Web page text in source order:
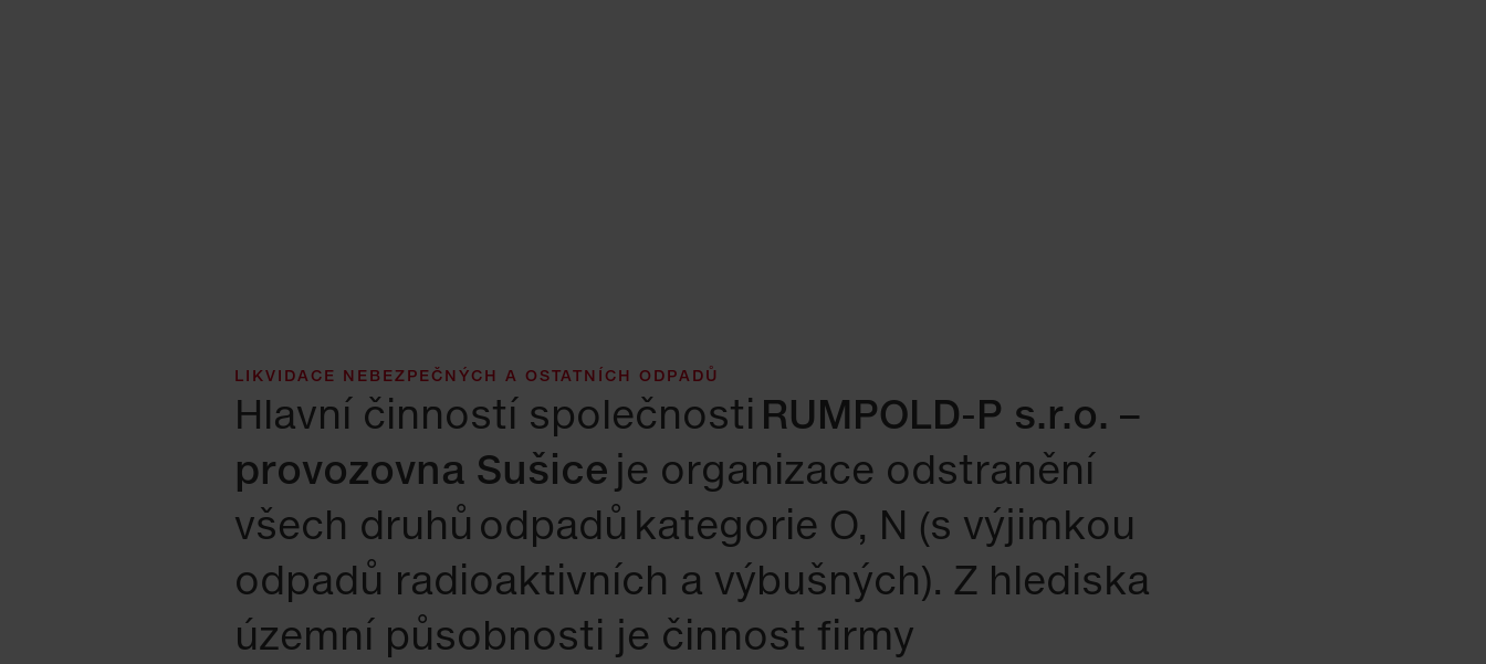
LIKVIDACE NEBEZPEČNÝCH A OSTATNÍCH ODPADŮ
Hlavní činností společnosti RUMPOLD-P s.r.o. –
provozovna Sušice je organizace odstranění
všech druhů odpadů kategorie O, N (s výjimkou
odpadů radioaktivních a výbušných). Z hlediska
územní působnosti je činnost firmy